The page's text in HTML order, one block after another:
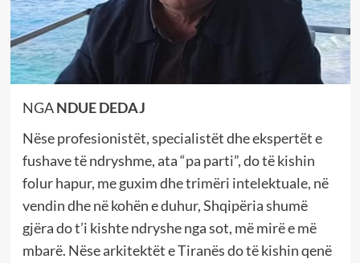
NGANDUE DEDAJ
Nëse profesionistët, specialistët dhe ekspertët e
fushave të ndryshme, ata “pa parti”, do të kishin
folur hapur, me guxim dhe trimëri intelektuale, në
vendin dhe në kohën e duhur, Shqipëria shumë
gjëra do t’i kishte ndryshe nga sot, më mirë e më
mbarë. Nëse arkitektët e Tiranës do të kishin qenë